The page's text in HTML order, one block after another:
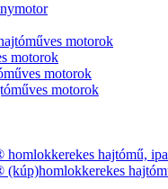
motorok
motorok
motorok
motorok
hajtómű,